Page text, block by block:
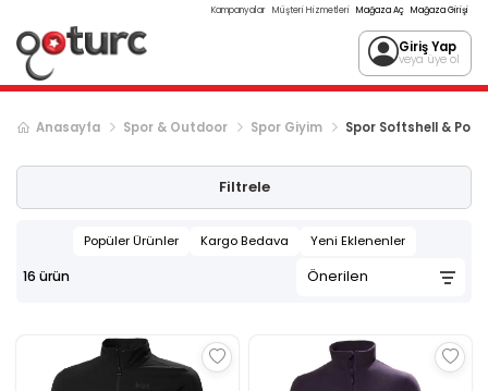
Kampanyalar Müşteri Hizmetleri Mağaza Aç Mağaza Girişi
Giriş Yap
veya üye ol
Anasayfa Spor & Outdoor Spor Giyim Spor Softshell & Polar
Filtrele
Popüler Ürünler Kargo Bedava Yeni Eklenenler
16 ürün